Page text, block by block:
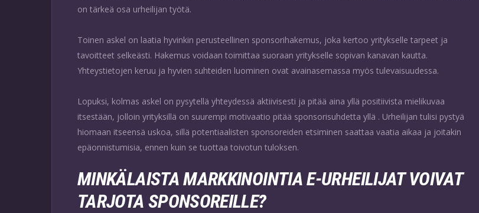
on tärkeä osa urheilijan työtä.
Toinen askel on laatia hyvinkin perusteellinen sponsorihakemus, joka kertoo yritykselle tarpeet ja
tavoitteet selkeästi. Hakemus voidaan toimittaa suoraan yritykselle sopivan kanavan kautta.
Yhteystietojen keruu ja hyvien suhteiden luominen ovat avainasemassa myös tulevaisuudessa.
Lopuksi, kolmas askel on pysytellä yhteydessä aktiivisesti ja pitää aina yllä positiivista mielikuvaa
itsestään, jolloin yrityksillä on suurempi motivaatio pitää sponsorisuhdetta yllä . Urheilijan tulisi pystyä
hiomaan itseensä uskoa, sillä potentiaalisten sponsoreiden etsiminen saattaa vaatia aikaa ja joitakin
epäonnistumisia, ennen kuin se tuottaa toivotun tuloksen.
MINKÄLAISTA MARKKINOINTIA E-URHEILIJAT VOIVAT
TARJOTA SPONSOREILLE?